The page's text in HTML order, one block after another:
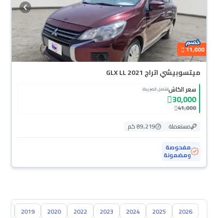
11,000
ميتسوبيشي اتراج GLX LL 2021
سعر الكاش(شامل الضريبة)
30,000
41,000
مستعملة
89,219 كم
مفحوصة
ومضمونة
2026
2025
2024
2023
2022
2020
2019